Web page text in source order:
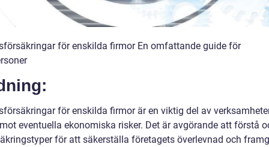
för enskilda firmor En omfattande guide för
för enskilda firmor är en viktig del av
eventuella ekonomiska risker. Det är avgörande att förstå
för att säkerställa företagets överlevnad och